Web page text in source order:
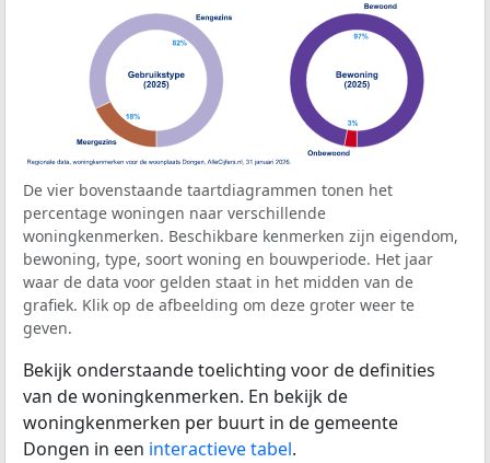
De vier bovenstaande taartdiagrammen tonen het
percentage woningen naar verschillende
woningkenmerken. Beschikbare kenmerken zijn eigendom,
bewoning, type, soort woning en bouwperiode. Het jaar
waar de data voor gelden staat in het midden van de
grafiek. Klik op de afbeelding om deze groter weer te
geven.
Bekijk onderstaande toelichting voor de definities
van de woningkenmerken. En bekijk de
woningkenmerken per buurt in de gemeente
Dongen in een interactieve tabel.